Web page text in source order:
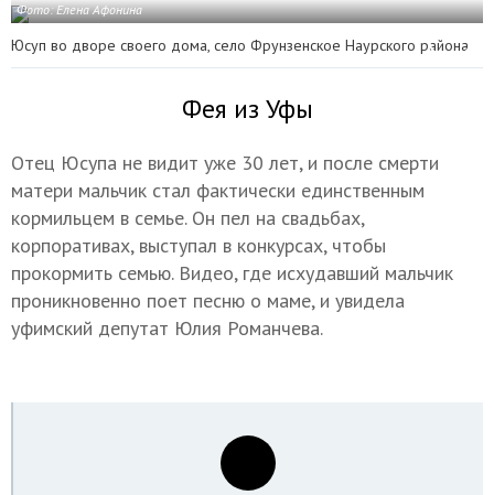
Фото: Елена Афонина
Юсуп во дворе своего дома, село Фрунзенское Наурского района
Фея из Уфы
Отец Юсупа не видит уже 30 лет, и после смерти
матери мальчик стал фактически единственным
кормильцем в семье. Он пел на свадьбах,
корпоративах, выступал в конкурсах, чтобы
прокормить семью. Видео, где исхудавший мальчик
проникновенно поет песню о маме, и увидела
уфимский депутат Юлия Романчева.